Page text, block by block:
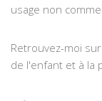
usage non
Retrouvez-moi
de l'enfant et à la